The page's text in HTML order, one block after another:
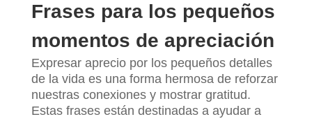
Frases para los pequeños
momentos de apreciación
Expresar aprecio por los pequeños detalles
de la vida es una forma hermosa de reforzar
nuestras conexiones y mostrar gratitud.
Estas frases están destinadas a ayudar a